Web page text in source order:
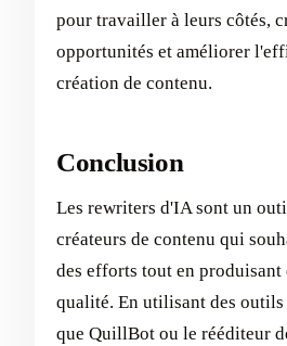
pour travailler à leurs côtés,
opportunités et améliorer
création de contenu.
Conclusion
Les rewriters d'IA sont un
créateurs de contenu qui
des efforts tout en produisant
qualité. En utilisant des
que QuillBot ou le rééditeur